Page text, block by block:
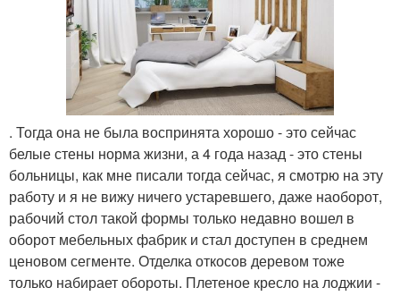
. Тогда она не была воспринята хорошо - это сейчас
белые стены норма жизни, а 4 года назад - это стены
больницы, как мне писали тогда сейчас, я смотрю на эту
работу и я не вижу ничего устаревшего, даже наоборот,
рабочий стол такой формы только недавно вошел в
оборот мебельных фабрик и стал доступен в среднем
ценовом сегменте. Отделка откосов деревом тоже
только набирает обороты. Плетеное кресло на лоджии -